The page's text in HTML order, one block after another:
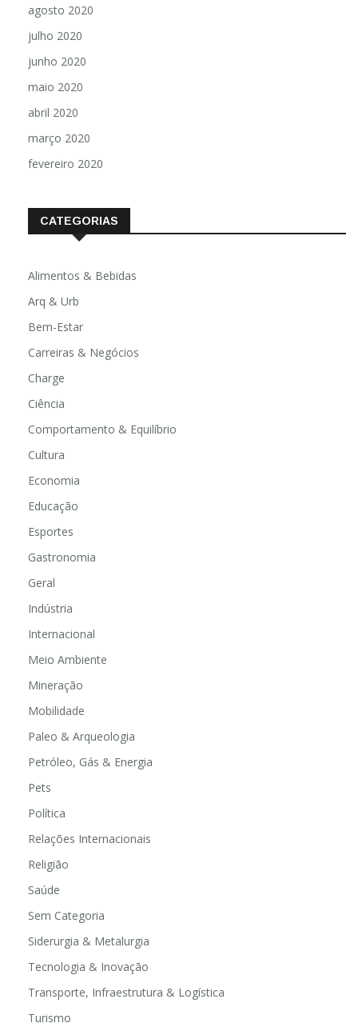
agosto 2020
julho 2020
junho 2020
maio 2020
abril 2020
março 2020
fevereiro 2020
CATEGORIAS
Alimentos & Bebidas
Arq & Urb
Bem-Estar
Carreiras & Negócios
Charge
Ciência
Comportamento & Equilíbrio
Cultura
Economia
Educação
Esportes
Gastronomia
Geral
Indústria
Internacional
Meio Ambiente
Mineração
Mobilidade
Paleo & Arqueologia
Petróleo, Gás & Energia
Pets
Política
Relações Internacionais
Religião
Saúde
Sem Categoria
Siderurgia & Metalurgia
Tecnologia & Inovação
Transporte, Infraestrutura & Logística
Turismo